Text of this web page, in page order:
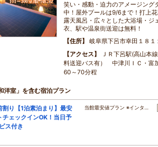
笑い・感動・迫力のアメージング
中！屋外プールは9/6まで！打上
露天風呂・広々とした大浴場・ジ
衣、駅や温泉街送迎は無料！
住所
岐阜県下呂市幸田１８１
アクセス
ＪＲ下呂駅(高山本
料送迎バス有） 中津川ＩＣ・富
60～70分程
洋室」を含む宿泊プラン
割り【1泊素泊まり】最安
チェックインOK！当日予
ス付き
当館最安値プラン ※インタ…